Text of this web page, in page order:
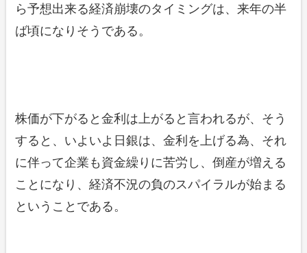
ら予想出来る経済崩壊のタイミングは、来年の半
ば頃になりそうである。
株価が下がると金利は上がると言われるが、そう
すると、いよいよ日銀は、金利を上げる為、それ
に伴って企業も資金繰りに苦労し、倒産が増える
ことになり、経済不況の負のスパイラルが始まる
ということである。